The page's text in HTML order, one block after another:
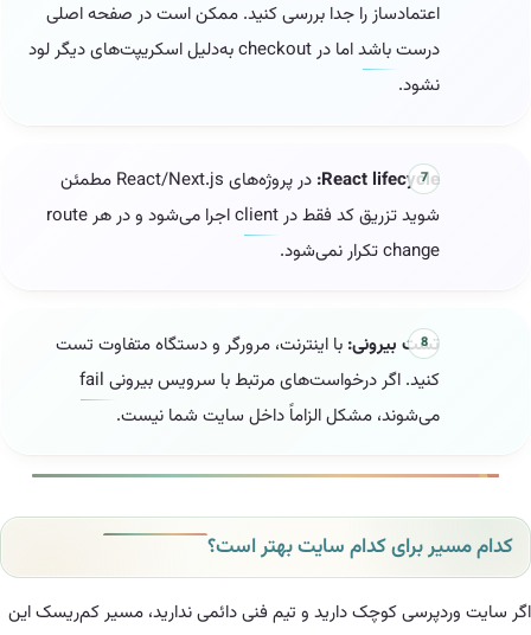
اعتمادساز را جدا بررسی کنید. ممکن است در صفحه اصلی
درست باشد اما در checkout به‌دلیل اسکریپت‌های دیگر لود
React lifecycle:
در پروژه‌های React/Next.js مطمئن
شوید تزریق کد فقط در client اجرا می‌شود و در هر route
تست بیرونی:با اینترنت، مرورگر و دستگاه متفاوت تست
کنید. اگر درخواست‌های مرتبط با سرویس بیرونی fail
می‌شوند، مشکل الزاماً داخل سایت شما نیست.
برای کدام سایت بهتر است؟
کوچک دارید و تیم فنی دائمی ندارید، مسیر کم‌ریسک این